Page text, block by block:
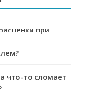
при
что-то сломает